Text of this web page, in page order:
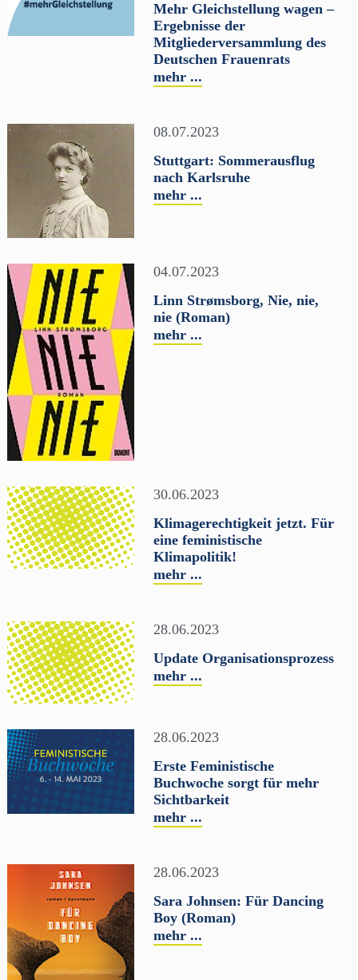
Mehr Gleichstellung wagen –
Ergebnisse der
Mitgliederversammlung des
Deutschen Frauenrats
mehr ...
08.07.2023
Stuttgart: Sommerausflug
nach Karlsruhe
mehr ...
04.07.2023
Linn Strømsborg, Nie, nie,
nie (Roman)
mehr ...
30.06.2023
Klimagerechtigkeit jetzt. Für
eine feministische
Klimapolitik!
mehr ...
28.06.2023
Update Organisationsprozess
mehr ...
28.06.2023
Erste Feministische
Buchwoche sorgt für mehr
Sichtbarkeit
mehr ...
28.06.2023
Sara Johnsen: Für Dancing
Boy (Roman)
mehr ...